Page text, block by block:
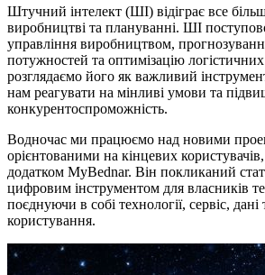
Штучний інтелект (ШІ) відіграє все
виробництві та плануванні. ШІ
управління виробництвом,
потужностей та оптимізацію
розглядаємо його як важливий
нам реагувати на мінливі умови та
конкурентоспроможність.
Водночас ми працюємо над новими
орієнтованими на кінцевих
додатком MyBednar. Він покликаний
цифровим інструментом для власників
поєднуючи в собі технології, сервіс, дані
користування.